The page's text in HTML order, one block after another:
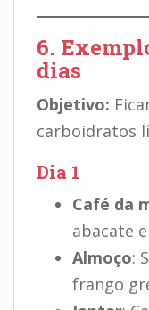
6.
dias
Objetivo:
carboidratos
Dia 1
Café da
abacate
Almoço:
frango